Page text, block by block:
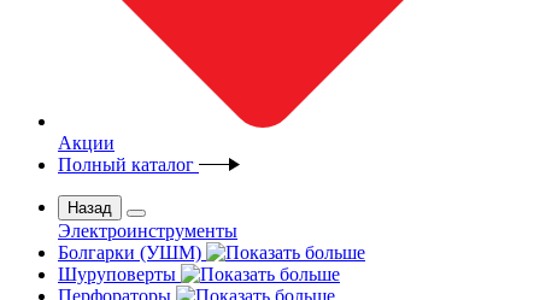
Акции
Полный каталог
Назад
Электроинструменты
Болгарки (УШМ)
Шуруповерты
Перфораторы